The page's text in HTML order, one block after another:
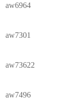
aw6964
aw7301
aw73622
aw7496